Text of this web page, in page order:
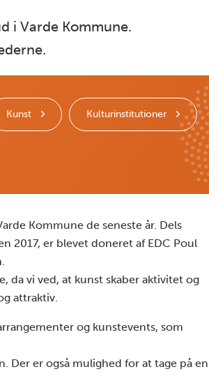
i Varde Kommune.
Kunst Kulturinstitutioner
Kommune de seneste år. Dels
2017, er blevet doneret af EDC Poul
da vi ved, at kunst skaber aktivitet og
attraktiv.
og kunstevents, som
Der er også mulighed for at tage på en